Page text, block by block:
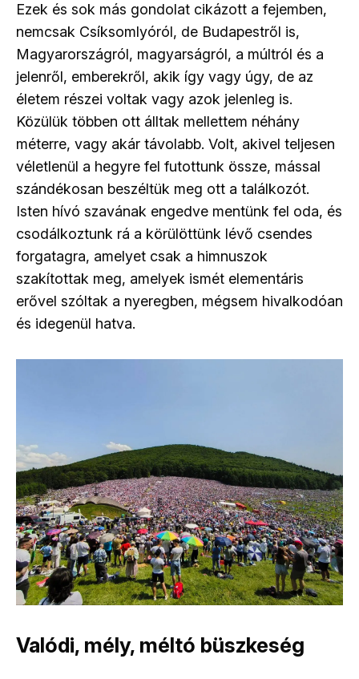
Ezek és sok más gondolat cikázott a fejemben,
nemcsak Csíksomlyóról, de Budapestről is,
Magyarországról, magyarságról, a múltról és a
jelenről, emberekről, akik így vagy úgy, de az
életem részei voltak vagy azok jelenleg is.
Közülük többen ott álltak mellettem néhány
méterre, vagy akár távolabb. Volt, akivel teljesen
véletlenül a hegyre fel futottunk össze, mással
szándékosan beszéltük meg ott a találkozót.
Isten hívó szavának engedve mentünk fel oda, és
csodálkoztunk rá a körülöttünk lévő csendes
forgatagra, amelyet csak a himnuszok
szakítottak meg, amelyek ismét elementáris
erővel szóltak a nyeregben, mégsem hivalkodóan
és idegenül hatva.
Valódi, mély, méltó büszkeség